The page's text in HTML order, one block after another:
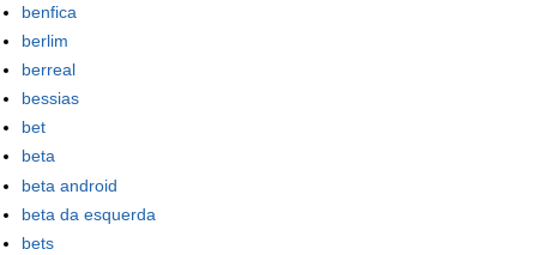
benfica
berlim
berreal
bessias
bet
beta
beta android
beta da esquerda
bets